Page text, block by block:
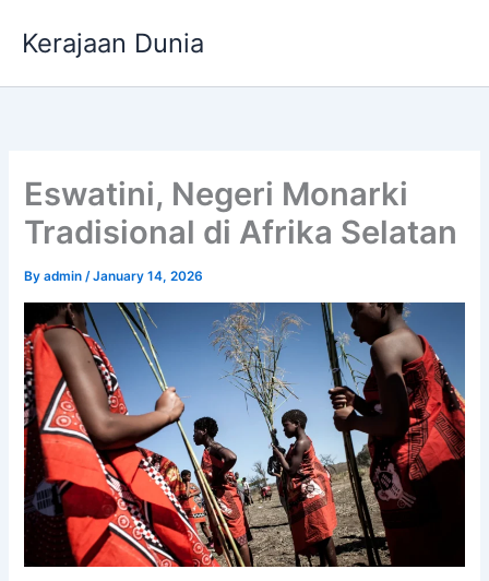
Kerajaan Dunia
Eswatini, Negeri Monarki
Tradisional di Afrika Selatan
Byadmin/January 14, 2026